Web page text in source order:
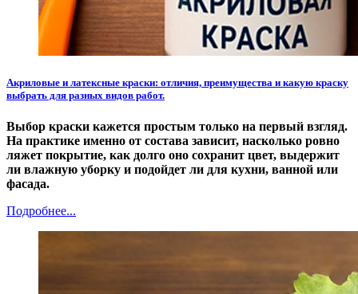
Акриловые и латексные краски: отличия, преимущества и какую краску
выбрать для разных видов работ.
Выбор краски кажется простым только на первый взгляд.
На практике именно от состава зависит, насколько ровно
ляжет покрытие, как долго оно сохранит цвет, выдержит
ли влажную уборку и подойдет ли для кухни, ванной или
фасада.
Подробнее...